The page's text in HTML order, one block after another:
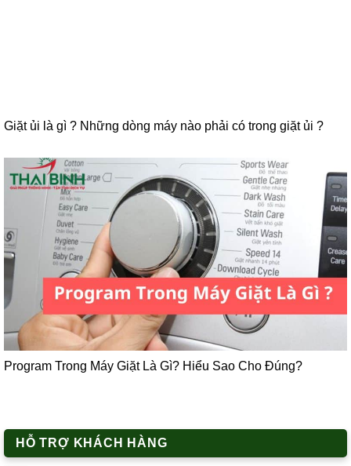
Giặt ủi là gì ? Những dòng máy nào phải có trong giặt ủi ?
Program Trong Máy Giặt Là Gì? Hiểu Sao Cho Đúng?
HỖ TRỢ KHÁCH HÀNG